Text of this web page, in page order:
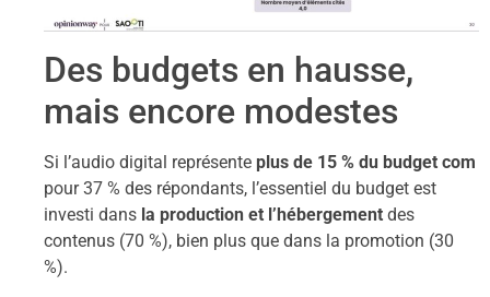
Des budgets en hausse,
mais encore modestes
Si l’audio digital représente plus de 15 % du budget com
pour 37 % des répondants, l’essentiel du budget est
investi dans la production et l’hébergement des
contenus (70 %), bien plus que dans la promotion (30
%).